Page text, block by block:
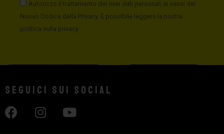
Autorizzo il trattamento dei miei dati personali ai sensi del
Nuovo Codice della Privacy. È possibile leggere la nostra
politica sulla privacy
Seguici sui social